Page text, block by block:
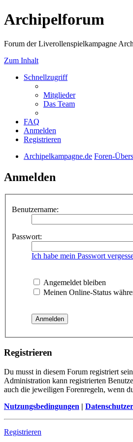
Archipelforum
Forum der Liverollenspielkampagne
Zum Inhalt
Schnellzugriff
Mitglieder
Das Team
FAQ
Anmelden
Registrieren
Archipelkampagne.de Foren-
Anmelden
Benutzername:
Passwort:
Ich habe mein Passwort
Angemeldet bleiben
Meinen Online-Status
Registrieren
Du musst in diesem Forum registriert
Administration kann registrierten
auch die jeweiligen Forenregeln, wenn
Nutzungsbedingungen |
Registrieren